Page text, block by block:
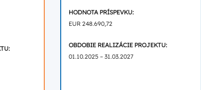
HODNOTA PRÍSPEVKU:
EUR 248.690,72
OBDOBIE REALIZÁCIE PROJEKTU:
01.10.2025 – 31.03.2027